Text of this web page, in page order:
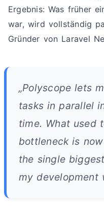
Ergebnis: Was früher
war, wird vollständig
Gründer von Laravel
„Polyscope lets
tasks in parallel
time. What used
bottleneck is
the single
my development